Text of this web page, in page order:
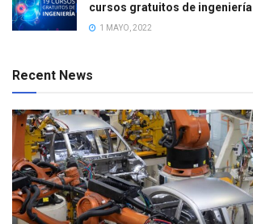
cursos gratuitos de ingeniería
1 MAYO, 2022
Recent News